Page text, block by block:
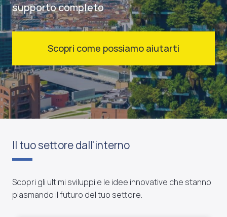
supporto completo
Scopri come possiamo aiutarti
Il tuo settore dall'interno
Scopri gli ultimi sviluppi e le idee innovative che stanno
plasmando il futuro del tuo settore.